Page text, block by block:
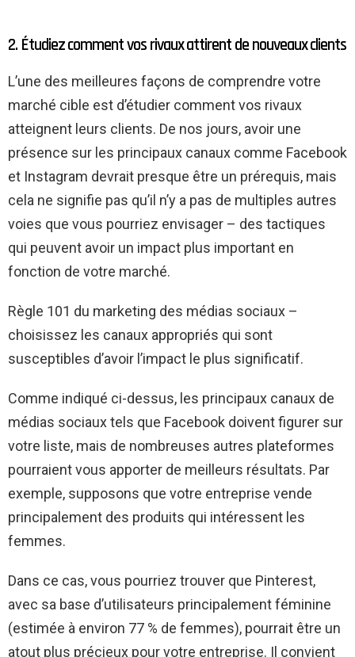
2. Étudiez comment vos rivaux attirent de nouveaux clients
L’une des meilleures façons de comprendre votre
marché cible est d’étudier comment vos rivaux
atteignent leurs clients. De nos jours, avoir une
présence sur les principaux canaux comme Facebook
et Instagram devrait presque être un prérequis, mais
cela ne signifie pas qu’il n’y a pas de multiples autres
voies que vous pourriez envisager – des tactiques
qui peuvent avoir un impact plus important en
fonction de votre marché.
Règle 101 du marketing des médias sociaux –
choisissez les canaux appropriés qui sont
susceptibles d’avoir l’impact le plus significatif.
Comme indiqué ci-dessus, les principaux canaux de
médias sociaux tels que Facebook doivent figurer sur
votre liste, mais de nombreuses autres plateformes
pourraient vous apporter de meilleurs résultats. Par
exemple, supposons que votre entreprise vende
principalement des produits qui intéressent les
femmes.
Dans ce cas, vous pourriez trouver que Pinterest,
avec sa base d’utilisateurs principalement féminine
(estimée à environ 77 % de femmes), pourrait être un
atout plus précieux pour votre entreprise. Il convient